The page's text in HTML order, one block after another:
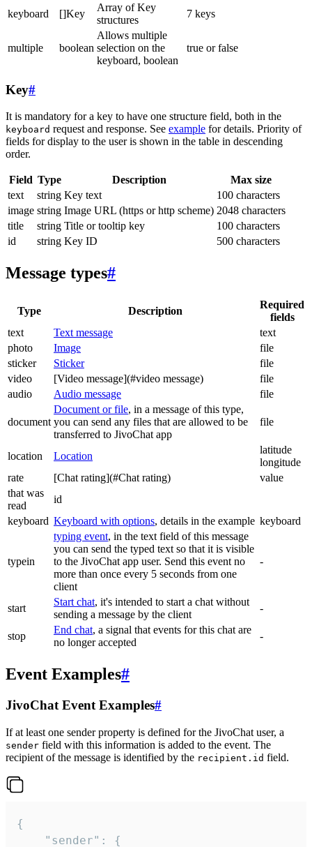
keyboard []Key
Array of Key
structures
7 keys
multiple boolean
Allows multiple
selection on the
keyboard, boolean
true or false
Key#
It is mandatory for a key to have one structure field, both in the
keyboard request and response. See example for details. Priority of
fields for display to the user is shown in the table in descending
order.
Field Type Description
Max size
text
string Key text
100 characters
image string Image URL (https or http scheme) 2048 characters
title
string Title or tooltip key
100 characters
id
string Key ID 500 characters
Message types#
Type Description
Required
fields
text
Text message
text
photo
Image
file
sticker
Sticker
file
video
[Video message](#video message)
file
audio
Audio message file
document
Document or file, in a message of this type,
you can send any files that are allowed to be
transferred to JivoChat app
file
location Location
latitude
longitude
rate
[Chat rating](#Chat rating)
value
that was
read
id
keyboard Keyboard with options, details in the example keyboard
typein
typing event, in the text field of this message
you can send the typed text so that it is visible
to the JivoChat app user. Send this event no
more than once every 5 seconds from one
client
-
start
Start chat, it's intended to start a chat without
sending a message by the client
-
stop
End chat, a signal that events for this chat are
no longer accepted
-
Event Examples#
JivoChat Event Examples#
If at least one sender property is defined for the JivoChat user, a
sender field with this information is added to the event. The
recipient of the message is identified by the recipient.id field.
{